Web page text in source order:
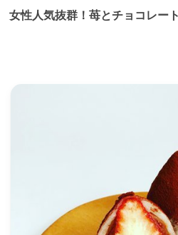
女性人気抜群！苺とチョコレー